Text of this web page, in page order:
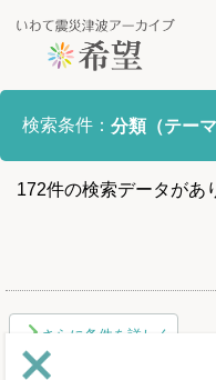
いわて震災津波アーカイブと
岩手県の被害状況
検索条件： 分類（テーマ
172件の検索データがあ
さらに条件を詳しく